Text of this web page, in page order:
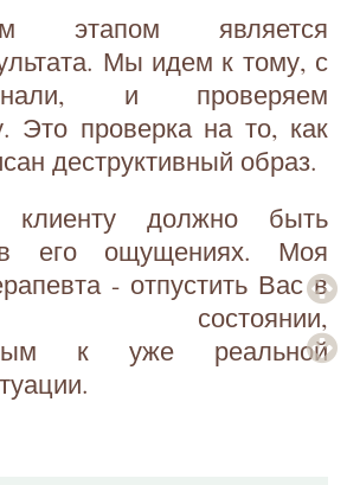
этапом является
Мы идем к тому, с
и проверяем
Это проверка на то, как
деструктивный образ.
должно быть
его ощущениях. Моя
- отпустить Вас в
состоянии,
к уже реальной